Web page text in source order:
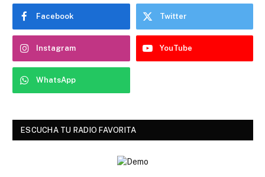
Facebook Twitter
Instagram YouTube
WhatsApp
ESCUCHA TU RADIO FAVORITA